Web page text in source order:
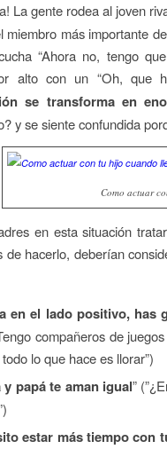
La gente rodea al joven
miembro más importante
“Ahora no, tengo
alto con un “Oh, que
se transforma en
y se siente confundida
Como actuar
en esta situación
de hacerlo, deberían
en el lado positivo, has
compañeros de
lo que hace es llorar”)
y papá te aman igual”
estar más tiempo con